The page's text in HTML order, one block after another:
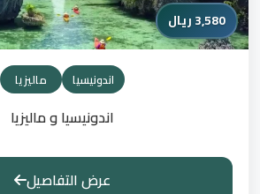
3,580 ريال
اندونيسيا ماليزيا
اندونيسيا و ماليزيا
عرض التفاصيل